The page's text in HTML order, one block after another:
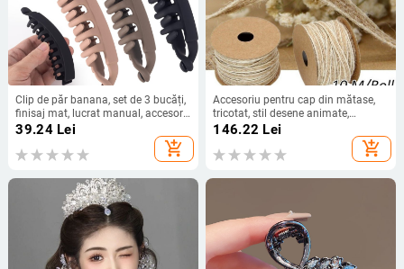
Clip de păr banana, set de 3 bucăți,
finisaj mat, lucrat manual, accesorii
pentru cap pentru femei, stil
39.24Lei
add_shopping_cart
Accesoriu pentru cap din mătase,
tricotat, stil desene animate,
prospețime dulce
146.22 Lei
add_shopping_cart